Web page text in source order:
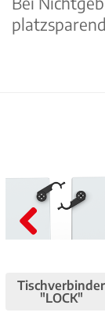
Tischverbinder
"LOCK"
s